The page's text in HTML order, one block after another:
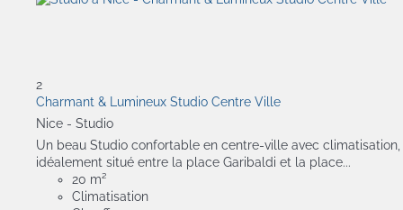
2
Charmant & Lumineux Studio Centre Ville
Nice - Studio
Un beau Studio confortable en centre-ville avec climatisation,
idéalement situé entre la place Garibaldi et la place...
20 m²
Climatisation